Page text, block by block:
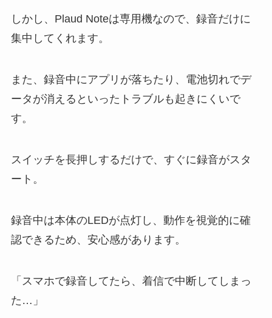
しかし、Plaud Noteは専用機なので、録音だけに
集中してくれます。
また、録音中にアプリが落ちたり、電池切れでデ
ータが消えるといったトラブルも起きにくいで
す。
スイッチを長押しするだけで、すぐに録音がスタ
ート。
録音中は本体のLEDが点灯し、動作を視覚的に確
認できるため、安心感があります。
「スマホで録音してたら、着信で中断してしまっ
た…」